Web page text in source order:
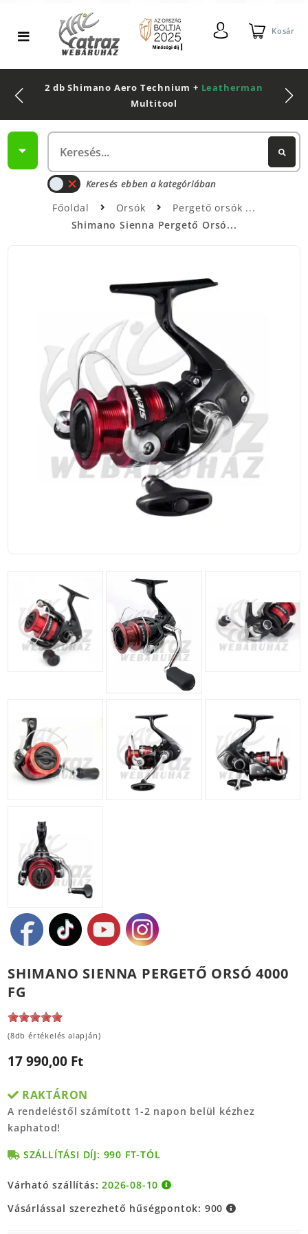
Kosár
2 db Shimano Aero Technium + Leatherman
Multitool
Keresés ebben a kategóriában
Főoldal Orsók
Pergető orsók
Shimano Sienna Pergető Orsó...
SHIMANO SIENNA PERGETŐ ORSÓ 4000
FG
(8db értékelés alapján)
17 990,00 Ft
RAKTÁRON
A rendeléstől számított 1-2 napon belül kézhez
kaphatod!
SZÁLLÍTÁSI DÍJ: 990 FT-TÓL
Várható szállítás:2026-08-10
Vásárlással szerezhető hűségpontok: 900